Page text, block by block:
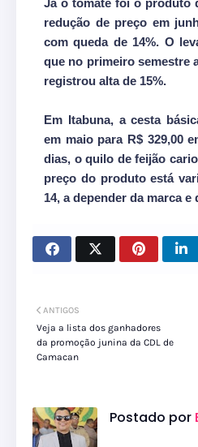
Já o tomate foi o produto
redução de preço em
com queda de 14%. O
que no primeiro semestre
registrou alta de 15%.
Em Itabuna, a cesta
em maio para R$ 329,00
dias, o quilo de feijão
preço do produto está
14, a depender da marca
ANTIGOS
Veja a lista dos ganhadores
da promoção junina da CDL de
Camacan
Postado por